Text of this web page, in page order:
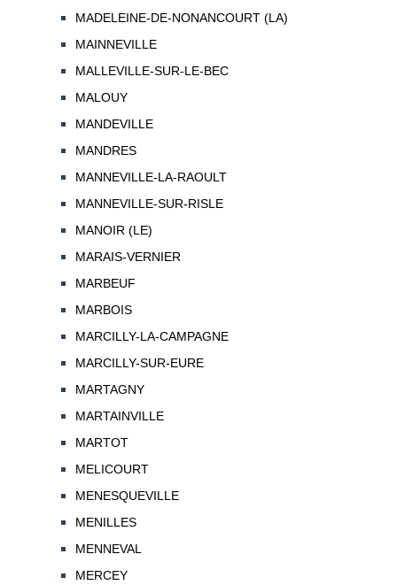
MADELEINE-DE-NONANCOURT (LA)
MAINNEVILLE
MALLEVILLE-SUR-LE-BEC
MALOUY
MANDEVILLE
MANDRES
MANNEVILLE-LA-RAOULT
MANNEVILLE-SUR-RISLE
MANOIR (LE)
MARAIS-VERNIER
MARBEUF
MARBOIS
MARCILLY-LA-CAMPAGNE
MARCILLY-SUR-EURE
MARTAGNY
MARTAINVILLE
MARTOT
MELICOURT
MENESQUEVILLE
MENILLES
MENNEVAL
MERCEY